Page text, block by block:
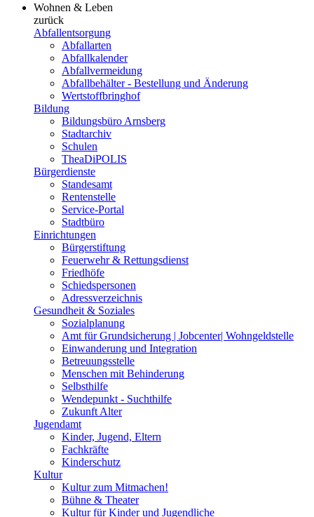
Wohnen & Leben
zurück
Abfallentsorgung
Abfallarten
Abfallkalender
Abfallvermeidung
Abfallbehälter - Bestellung und Änderung
Wertstoffbringhof
Bildung
Bildungsbüro Arnsberg
Stadtarchiv
Schulen
TheaDiPOLIS
Bürgerdienste
Standesamt
Rentenstelle
Service-Portal
Stadtbüro
Einrichtungen
Bürgerstiftung
Feuerwehr & Rettungsdienst
Friedhöfe
Schiedspersonen
Adressverzeichnis
Gesundheit & Soziales
Sozialplanung
Amt für Grundsicherung | Jobcenter| Wohngeldstelle
Einwanderung und Integration
Betreuungsstelle
Menschen mit Behinderung
Selbsthilfe
Wendepunkt - Suchthilfe
Zukunft Alter
Jugendamt
Kinder, Jugend, Eltern
Fachkräfte
Kinderschutz
Kultur
Kultur zum Mitmachen!
Bühne & Theater
Kultur für Kinder und Jugendliche